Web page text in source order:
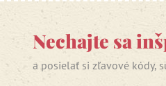
Nechajte sa
a posielať si zľavové kódy,